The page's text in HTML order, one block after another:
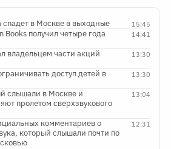
15:45
в Москве в выходные
14:41
Books получил четыре года
13:30
владельцем части акций
13:30
доступ детей в
13:04
слышали в Москве и
пролетом сверхзвукового
12:31
комментариев о
который слышали почти по